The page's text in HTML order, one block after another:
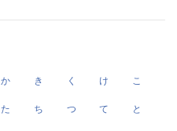
か き く け こ
た ち つ て と